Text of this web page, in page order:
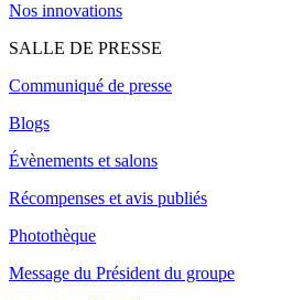
Nos innovations
SALLE DE PRESSE
Communiqué de presse
Blogs
Évènements et salons
Récompenses et avis publiés
Photothèque
Message du Président du groupe